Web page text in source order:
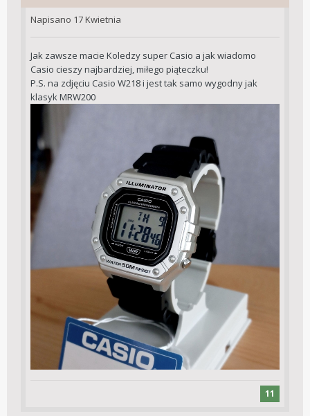
Napisano 17 Kwietnia
Jak zawsze macie Koledzy super Casio a jak wiadomo
Casio cieszy najbardziej, miłego piąteczku!
P.S. na zdjęciu Casio W218 i jest tak samo wygodny jak
klasyk MRW200
11